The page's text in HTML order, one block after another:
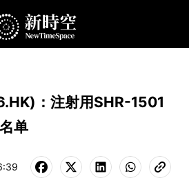
：注射用SHR-1501
单